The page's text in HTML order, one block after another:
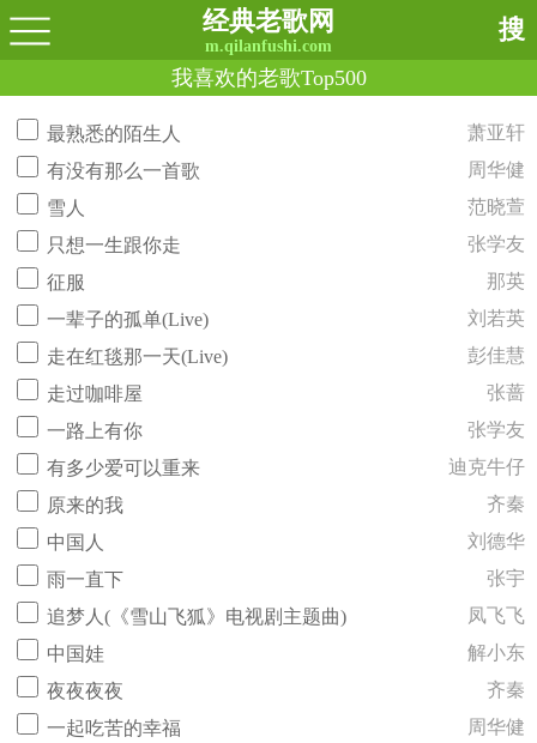
经典老歌网
m.qilanfushi.com
搜
我喜欢的老歌Top500
最熟悉的陌生人
萧亚轩
有没有那么一首歌
周华健
雪人
范晓萱
只想一生跟你走
张学友
征服
那英
一辈子的孤单(Live)
刘若英
走在红毯那一天(Live)
彭佳慧
走过咖啡屋
张蔷
一路上有你
张学友
有多少爱可以重来
迪克牛仔
原来的我
齐秦
中国人
刘德华
雨一直下
张宇
追梦人(《雪山飞狐》电视剧主题曲)
凤飞飞
中国娃
解小东
夜夜夜夜
齐秦
一起吃苦的幸福
周华健